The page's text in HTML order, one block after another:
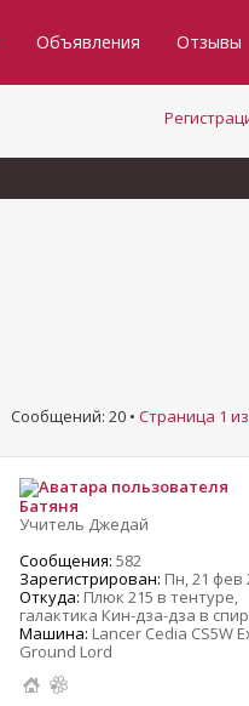
Объявления Отзывы
Сообщений: 20 • Страница 1 из
Батяня
Учитель Джедай
Сообщения: 582
Зарегистрирован: Пн, 21 фев
Откуда: Плюк 215 в тентуре,
галактика Кин-дза-дза в
Машина: Lancer Cedia CS5W
Ground Lord